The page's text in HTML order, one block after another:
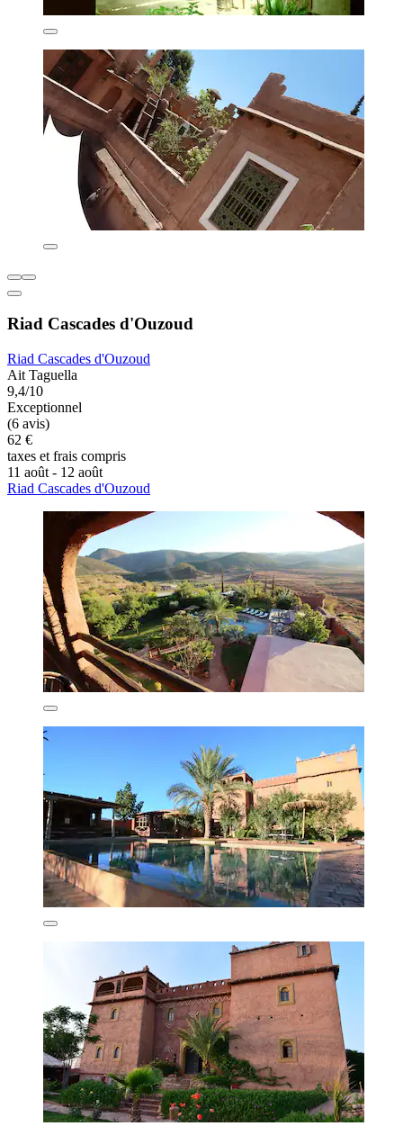
Riad Cascades d'Ouzoud
Riad Cascades d'Ouzoud
Ait Taguella
9,4/10
Exceptionnel
(6 avis)
62 €
taxes et frais compris
11 août - 12 août
Riad Cascades d'Ouzoud